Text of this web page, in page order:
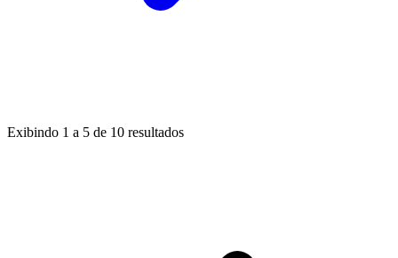
Exibindo 1 a 5 de 10 resultados